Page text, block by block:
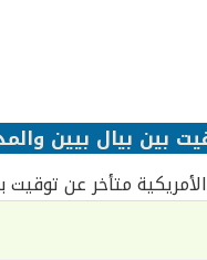
بين بيال بيين
متأخر عن توقيت بيال